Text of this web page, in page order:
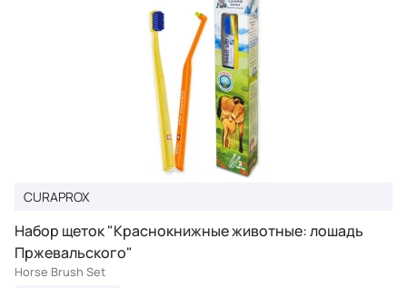
CURAPROX
Набор щеток "Краснокнижные животные: лошадь
Пржевальского"
Horse Brush Set